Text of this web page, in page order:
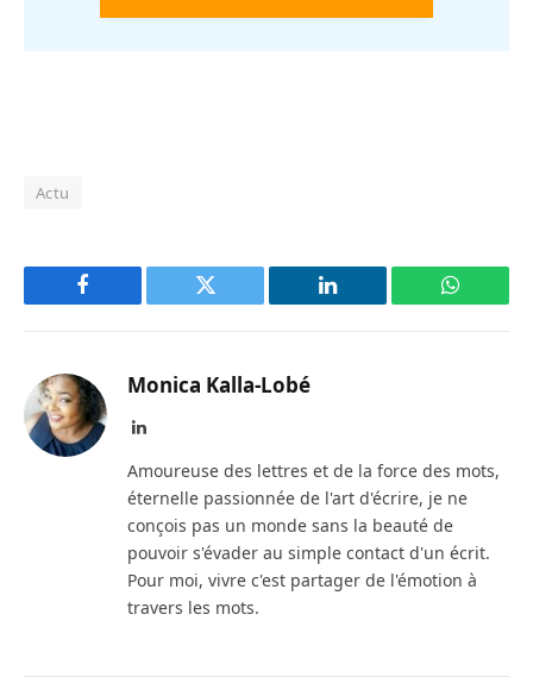
Actu
Facebook Twitter LinkedIn
Monica Kalla-Lobé
LinkedIn
Amoureuse des lettres et de la force des mots,
éternelle passionnée de l'art d'écrire, je ne
conçois pas un monde sans la beauté de
pouvoir s'évader au simple contact d'un écrit.
Pour moi, vivre c'est partager de l'émotion à
travers les mots.